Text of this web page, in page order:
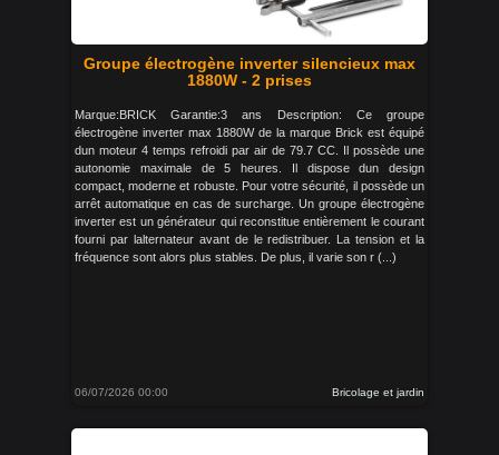
Groupe électrogène inverter silencieux max
1880W - 2 prises
Marque:BRICK Garantie:3 ans Description: Ce groupe
électrogène inverter max 1880W de la marque Brick est équipé
dun moteur 4 temps refroidi par air de 79.7 CC. Il possède une
autonomie maximale de 5 heures. Il dispose dun design
compact, moderne et robuste. Pour votre sécurité, il possède un
arrêt automatique en cas de surcharge. Un groupe électrogène
inverter est un générateur qui reconstitue entièrement le courant
fourni par lalternateur avant de le redistribuer. La tension et la
fréquence sont alors plus stables. De plus, il varie son r (...)
06/07/2026 00:00 Bricolage et jardin